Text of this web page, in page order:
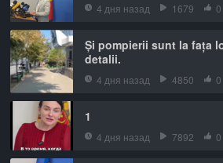
4 дня назад 1679 0
Și pompierii sunt la fața
detalii.
4 дня назад 4850 0
1
4 дня назад 7892 0